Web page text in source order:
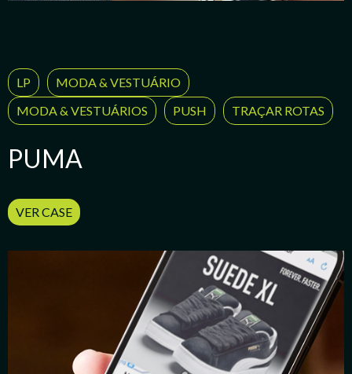
LP
MODA & VESTUÁRIO
MODA & VESTUÁRIOS
PUSH TRAÇAR ROTAS
PUMA
VER CASE